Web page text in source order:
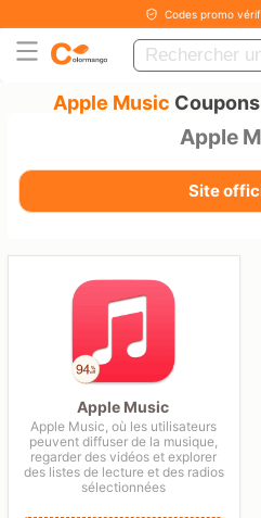
Codes promo
Apple Music
Apple
Site
Apple Music
Apple Music, où les utilisateurs
peuvent diffuser de la musique,
regarder des vidéos et explorer
des listes de lecture et des radios
sélectionnées